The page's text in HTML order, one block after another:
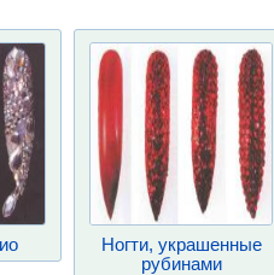
Ногти, украшенные
рубинами